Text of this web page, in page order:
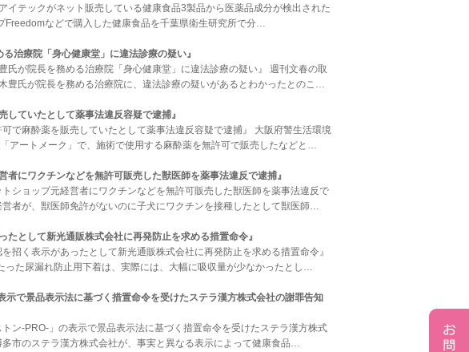
イテックがネット販売している健康食品3製品から医薬品成分が検出された
Freedomなどで購入した健康食品を千葉県衛生研究所で分…
治療院「身心健康堂」に違法診療の疑い』
氏が院長を務める治療院「身心健康堂」に違法診療の疑い』 週刊文春の取
豊氏が院長を務める治療院に、違法診療の疑いがあるとわかったとのこ…
していたとして薬事法違反容疑で逮捕』
で麻酔薬を販売していたとして薬事法違反容疑で逮捕』 大阪府警生活環境
アートメーク」で、施術で使用する麻酔薬を無許可で販売したなどと…
者にワクチンなどを無許可販売した獣医師を薬事法違反で逮捕』
ショップ元経営者にワクチンなどを無許可販売した獣医師を薬事法違反で
者が、獣医師免許がないのに子犬にワクチンを接種したとして獣医師…
たとして新光通販株式会社に再発防止を求める措置命令』
招く表示があったとして新光通販株式会社に再発防止を求める措置命令』
た尿漏れ防止用下着は、実際には、大幅に吸収量が少なかったとし…
示で景品表示法に基づく措置命令を受けたステラ漢方株式会社の謝罪告知
ン‐PRO‐」の表示で景品表示法に基づく措置命令を受けたステラ漢方株式
市のステラ漢方株式会社が、事実と異なる表示によって健康食品…